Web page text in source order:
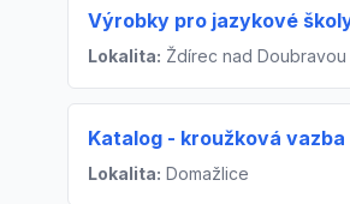
Výrobky pro jazykové
Lokalita: Ždírec nad Doubravou
Katalog - kroužková vazba
Lokalita: Domažlice